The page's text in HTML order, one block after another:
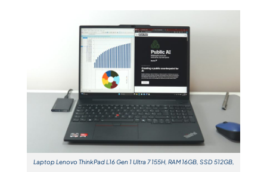
Laptop Lenovo ThinkPad L16 Gen 1 Ultra 7 155H, RAM 16GB, SSD 512GB,